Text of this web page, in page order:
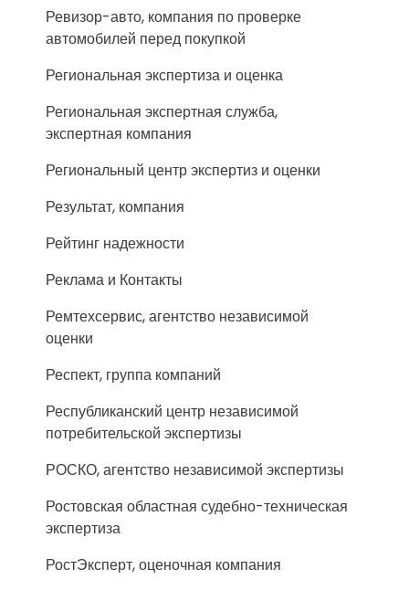
Ревизор-авто, компания по проверке
автомобилей перед покупкой
Региональная экспертиза и оценка
Региональная экспертная служба,
экспертная компания
Региональный центр экспертиз и оценки
Результат, компания
Рейтинг надежности
Реклама и Контакты
Ремтехсервис, агентство независимой
оценки
Респект, группа компаний
Республиканский центр независимой
потребительской экспертизы
РОСКО, агентство независимой экспертизы
Ростовская областная судебно-техническая
экспертиза
РостЭксперт, оценочная компания